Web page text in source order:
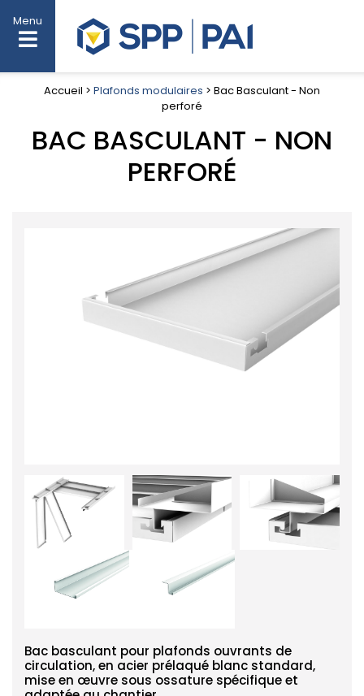
Menu
Accueil > Plafonds modulaires > Bac Basculant - Non
perforé
BAC BASCULANT - NON
PERFORÉ
Bac basculant pour plafonds ouvrants de
circulation, en acier prélaqué blanc standard,
mise en œuvre sous ossature spécifique et